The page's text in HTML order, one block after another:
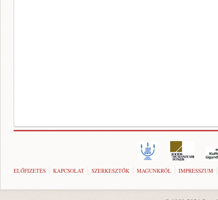
ELŐFIZETÉS KAPCSOLAT SZERKESZTŐK MAGUNKRÓL IMPRESSZUM